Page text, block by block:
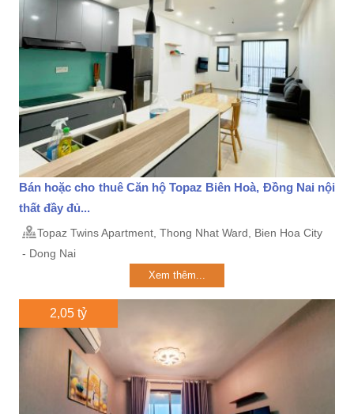
Bán hoặc cho thuê Căn hộ Topaz Biên Hoà, Đồng Nai nội
thất đầy đủ...
Topaz Twins Apartment, Thong Nhat Ward, Bien Hoa City
- Dong Nai
Xem thêm...
2,05 tỷ